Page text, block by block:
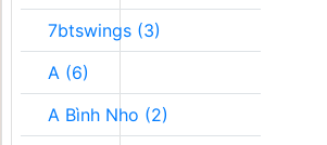
7btswings (3)
A (6)
A Bình Nho (2)